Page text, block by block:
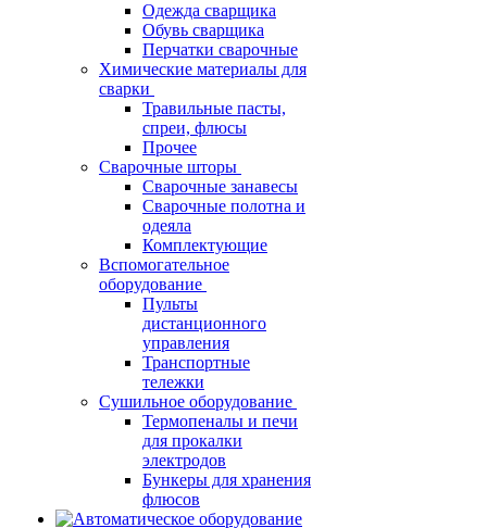
Одежда сварщика
Обувь сварщика
Перчатки сварочные
Химические материалы для
сварки
Травильные пасты,
спреи, флюсы
Прочее
Сварочные шторы
Сварочные занавесы
Сварочные полотна и
одеяла
Комплектующие
Вспомогательное
оборудование
Пульты
дистанционного
управления
Транспортные
тележки
Сушильное оборудование
Термопеналы и печи
для прокалки
электродов
Бункеры для хранения
флюсов